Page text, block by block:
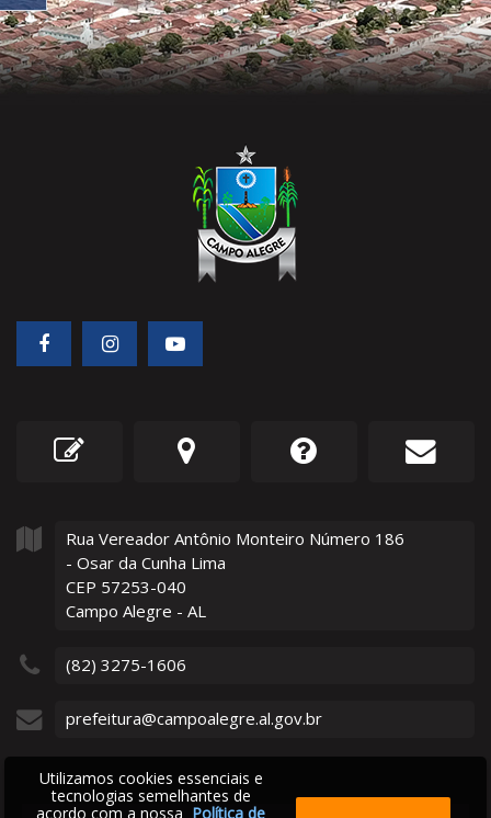
Rua Vereador Antônio Monteiro Número 186
- Osar da Cunha Lima
CEP 57253-040
Campo Alegre - AL
(82) 3275-1606
prefeitura@campoalegre.al.gov.br
Utilizamos cookies essenciais e
tecnologias semelhantes de
acordo com a nossa Política de